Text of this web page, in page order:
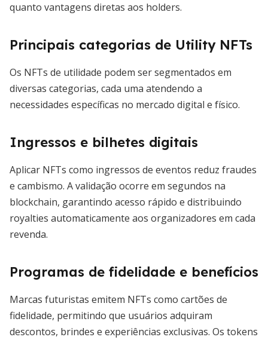
quanto vantagens diretas aos holders.
Principais categorias de Utility NFTs
Os NFTs de utilidade podem ser segmentados em
diversas categorias, cada uma atendendo a
necessidades específicas no mercado digital e físico.
Ingressos e bilhetes digitais
Aplicar NFTs como ingressos de eventos reduz fraudes
e cambismo. A validação ocorre em segundos na
blockchain, garantindo acesso rápido e distribuindo
royalties automaticamente aos organizadores em cada
revenda.
Programas de fidelidade e benefícios
Marcas futuristas emitem NFTs como cartões de
fidelidade, permitindo que usuários adquiram
descontos, brindes e experiências exclusivas. Os tokens